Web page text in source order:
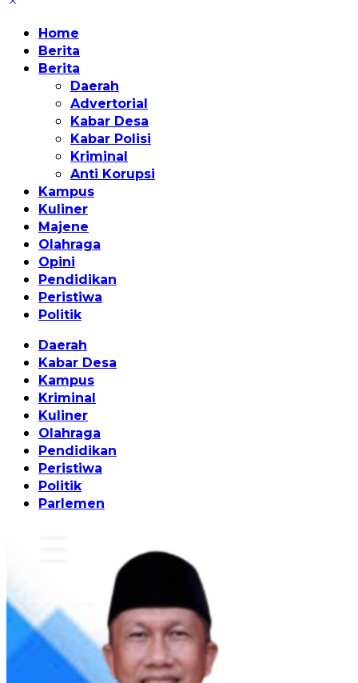
Home
Berita
Berita
Daerah
Advertorial
Kabar Desa
Kabar Polisi
Kriminal
Anti Korupsi
Kampus
Kuliner
Majene
Olahraga
Opini
Pendidikan
Peristiwa
Politik
Daerah
Kabar Desa
Kampus
Kriminal
Kuliner
Olahraga
Pendidikan
Peristiwa
Politik
Parlemen